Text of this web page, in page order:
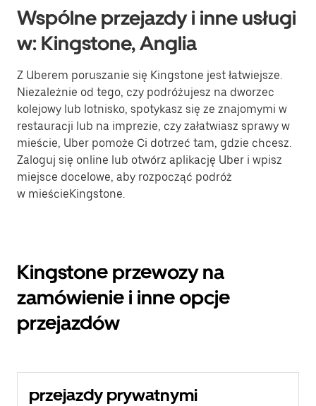
Wspólne przejazdy i inne usługi
w: Kingstone, Anglia
Z Uberem poruszanie się Kingstone jest łatwiejsze.
Niezależnie od tego, czy podróżujesz na dworzec
kolejowy lub lotnisko, spotykasz się ze znajomymi w
restauracji lub na imprezie, czy załatwiasz sprawy w
mieście, Uber pomoże Ci dotrzeć tam, gdzie chcesz.
Zaloguj się online lub otwórz aplikację Uber i wpisz
miejsce docelowe, aby rozpocząć podróż
w mieścieKingstone.
Kingstone przewozy na
zamówienie i inne opcje
przejazdów
przejazdy prywatnymi